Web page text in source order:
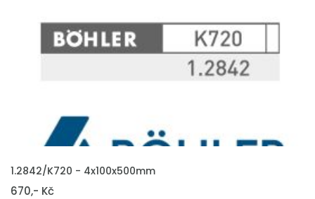
VLOŽIT DO KOŠÍKU
1.2842/K720 - 4x100x500mm
670,- Kč